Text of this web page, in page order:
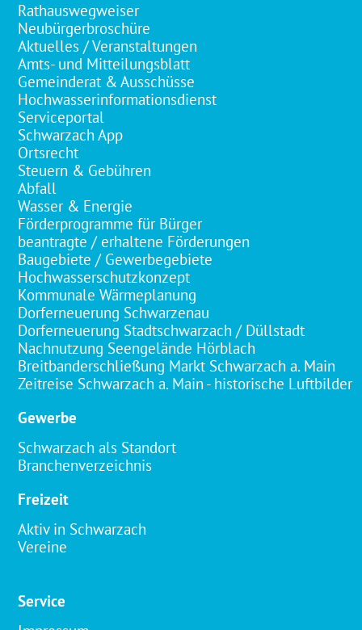
Rathauswegweiser
Neubürgerbroschüre
Aktuelles / Veranstaltungen
Amts- und Mitteilungsblatt
Gemeinderat & Ausschüsse
Hochwasserinformationsdienst
Serviceportal
Schwarzach App
Ortsrecht
Steuern & Gebühren
Abfall
Wasser & Energie
Förderprogramme für Bürger
beantragte / erhaltene Förderungen
Baugebiete / Gewerbegebiete
Hochwasserschutzkonzept
Kommunale Wärmeplanung
Dorferneuerung Schwarzenau
Dorferneuerung Stadtschwarzach / Düllstadt
Nachnutzung Seengelände Hörblach
Breitbanderschließung Markt Schwarzach a. Main
Zeitreise Schwarzach a. Main - historische Luftbilder
Gewerbe
Schwarzach als Standort
Branchenverzeichnis
Freizeit
Aktiv in Schwarzach
Vereine
Service